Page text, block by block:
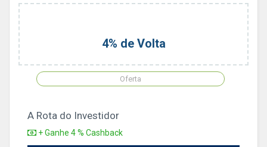
4% de Volta
Oferta
A Rota do Investidor
+ Ganhe 4 % Cashback